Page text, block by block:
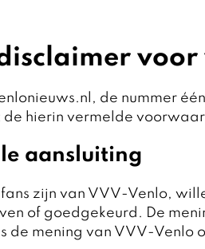
de nummer
hierin vermelde
aansluiting
zijn van VVV-Venlo,
of goedgekeurd. De
de mening van VVV-Venlo